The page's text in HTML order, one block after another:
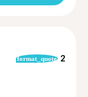
format_quote 2